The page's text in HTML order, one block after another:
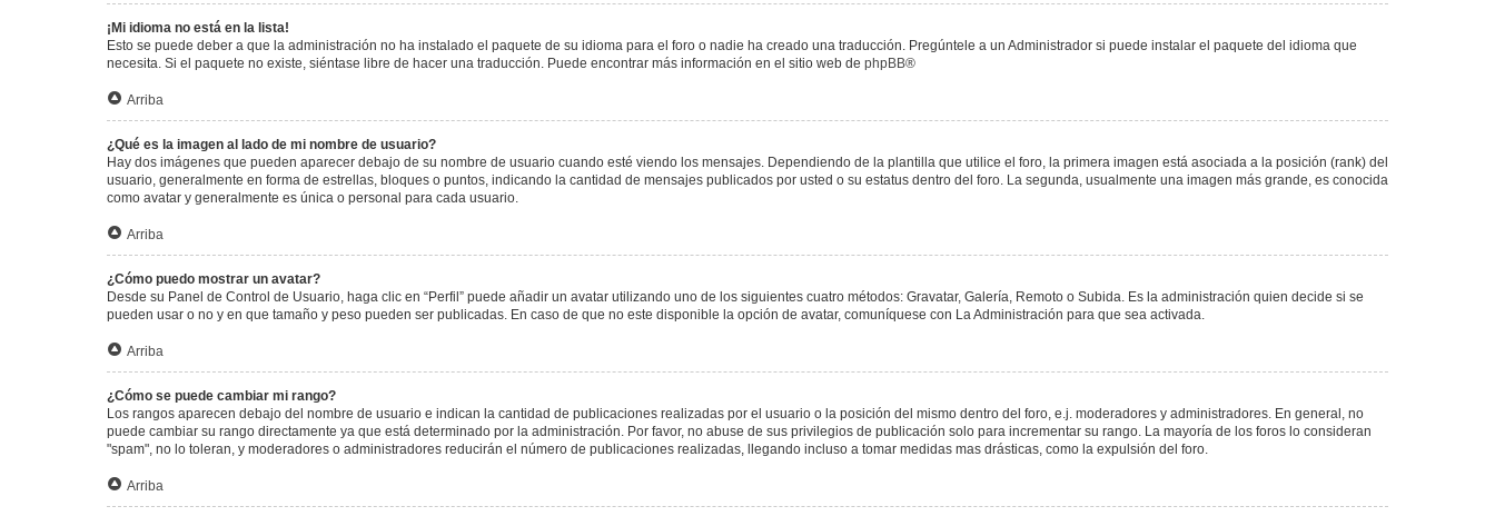
¡Mi idioma no está en la lista!
Esto se puede deber a que la administración no ha instalado el paquete de su idioma para el foro o nadie ha creado una traducción. Pregúntele a un Administrador si puede instalar el paquete del idioma que
necesita. Si el paquete no existe, siéntase libre de hacer una traducción. Puede encontrar más información en el sitio web de phpBB®
Arriba
¿Qué es la imagen al lado de mi nombre de usuario?
Hay dos imágenes que pueden aparecer debajo de su nombre de usuario cuando esté viendo los mensajes. Dependiendo de la plantilla que utilice el foro, la primera imagen está asociada a la posición (rank) del
usuario, generalmente en forma de estrellas, bloques o puntos, indicando la cantidad de mensajes publicados por usted o su estatus dentro del foro. La segunda, usualmente una imagen más grande, es conocida
como avatar y generalmente es única o personal para cada usuario.
Arriba
¿Cómo puedo mostrar un avatar?
Desde su Panel de Control de Usuario, haga clic en “Perfil” puede añadir un avatar utilizando uno de los siguientes cuatro métodos: Gravatar, Galería, Remoto o Subida. Es la administración quien decide si se
pueden usar o no y en que tamaño y peso pueden ser publicadas. En caso de que no este disponible la opción de avatar, comuníquese con La Administración para que sea activada.
Arriba
¿Cómo se puede cambiar mi rango?
Los rangos aparecen debajo del nombre de usuario e indican la cantidad de publicaciones realizadas por el usuario o la posición del mismo dentro del foro, e.j. moderadores y administradores. En general, no
puede cambiar su rango directamente ya que está determinado por la administración. Por favor, no abuse de sus privilegios de publicación solo para incrementar su rango. La mayoría de los foros lo consideran
"spam", no lo toleran, y moderadores o administradores reducirán el número de publicaciones realizadas, llegando incluso a tomar medidas mas drásticas, como la expulsión del foro.
Arriba